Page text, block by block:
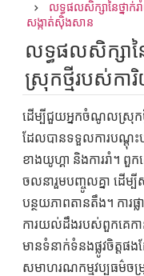
លទ្ធផលសិក្សានៃថ្នា
សង្កាត់ស៊ិងសាន
លទ្ធផលសិក្សាន
ស្រុកថ្មីរបស់ក
ដើម្បីជួយអ្នកចំណូលស្រុកថ្មី
ដែលបានទទួលការបណ្តុ
ខាងយូហ្គា និងការរាំ។
ចលនារួមបញ្ចូលគ្នា ដើម្បី
បន្ថយភាពតានតឹង។ ការផ្ល
ការយល់ដឹងរបស់ពួកគេកា
មានទំនាក់ទំនងផ្លូវចិត្ត
សមាហរណកម្មវប្បធម៌ចម្